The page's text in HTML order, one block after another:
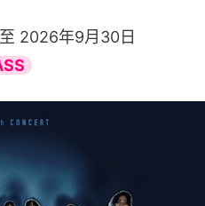
2026年9月30日